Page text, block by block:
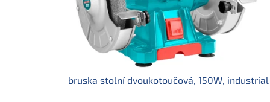
bruska stolní dvoukotoučová, 150W, industrial